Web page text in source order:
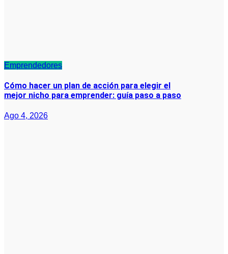
Emprendedores
Cómo hacer un plan de acción para elegir el
mejor nicho para emprender: guía paso a paso
Ago 4, 2026